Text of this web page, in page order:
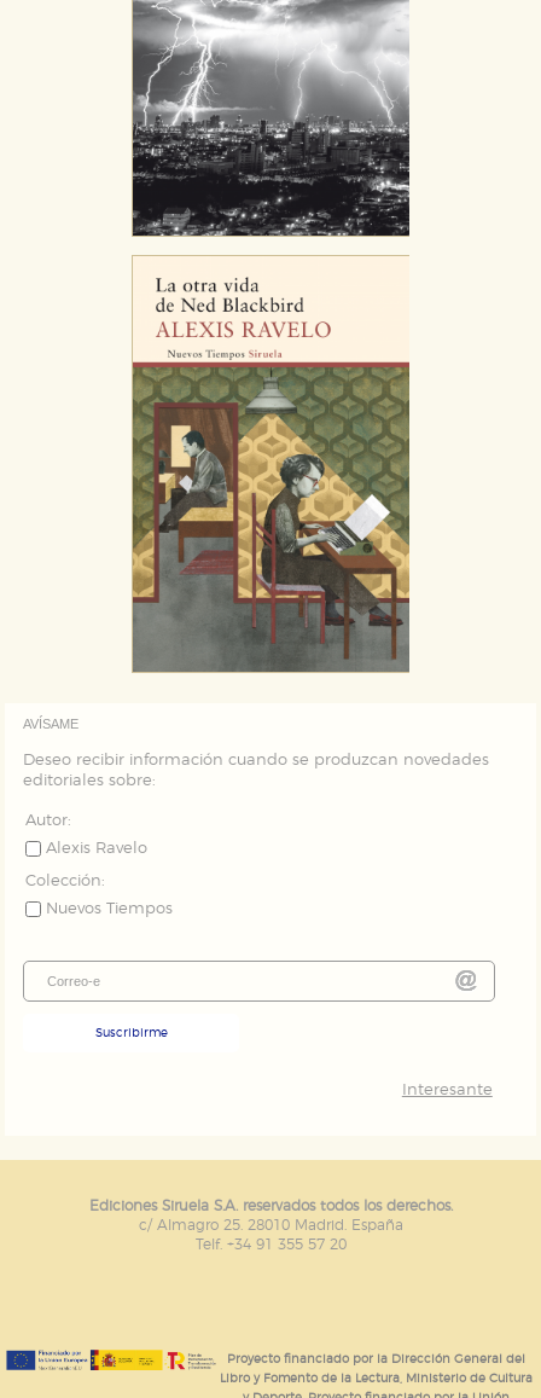
AVÍSAME
Deseo recibir información cuando se produzcan novedades
editoriales sobre:
Autor:
Alexis Ravelo
Colección:
Nuevos Tiempos
Suscribirme
Interesante
Ediciones Siruela S.A. reservados todos los derechos.
c/ Almagro 25. 28010 Madrid. España
Telf. +34 91 355 57 20
Proyecto financiado por la Dirección General del
Libro y Fomento de la Lectura, Ministerio de Cultura